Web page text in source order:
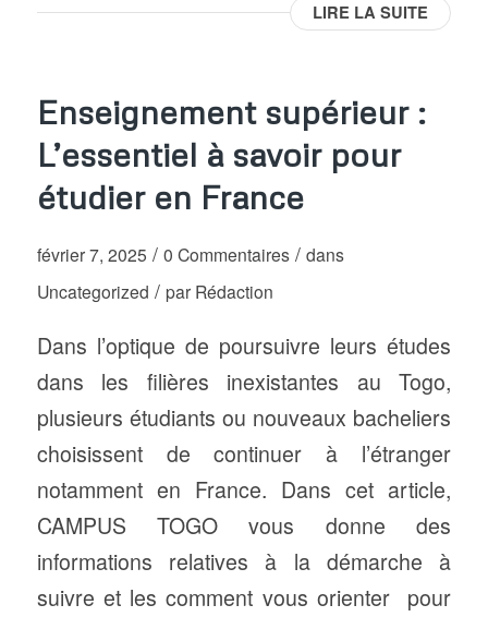
LIRE LA SUITE
Enseignement supérieur :
L’essentiel à savoir pour
étudier en France
février 7, 2025 / 0 Commentaires / dans
Uncategorized / par Rédaction
Dans l’optique de poursuivre leurs études
dans les filières inexistantes au Togo,
plusieurs étudiants ou nouveaux bacheliers
choisissent de continuer à l’étranger
notamment en France. Dans cet article,
CAMPUS TOGO vous donne des
informations relatives à la démarche à
suivre et les comment vous orienter pour